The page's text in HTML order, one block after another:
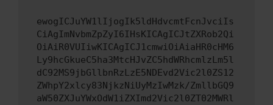
ewogICJuYW1lIjogIk5ldHdvcmtFcnJvciIs
CiAgImNvbmZpZyI6IHsKICAgICJtZXRob2Qi
OiAiR0VUIiwKICAgICJ1cmwiOiAiaHR0cHM6
Ly9hcGkueC5ha3MtcHJvZC5hdWRhcmlzLm5l
dC92MS9jbGllbnRzLzE5NDEvd2Vic2l0ZS12
ZWhpY2xlcy83NjkzNiUyMzIwMzk/ZmllbGQ9
aW50ZXJuYWxOdW1iZXImd2Vic2l0ZT02MWRl